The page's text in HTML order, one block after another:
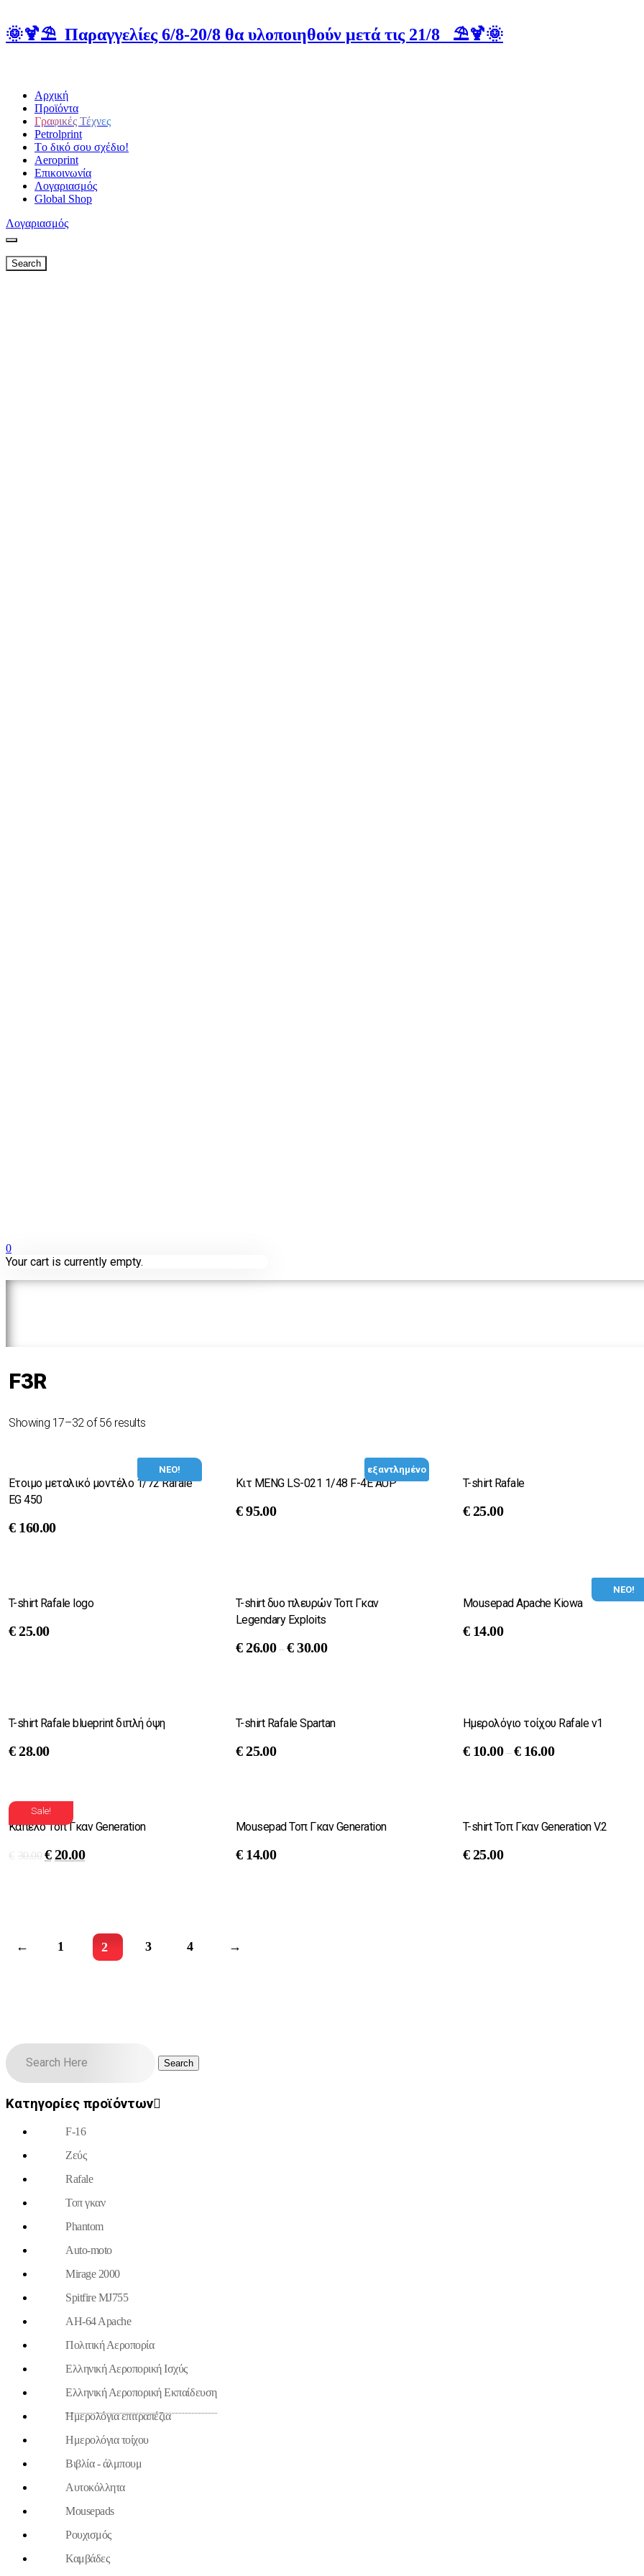
🌞🍹⛱️ Παραγγελίες 6/8-20/8 θα υλοποιηθούν μετά τις 21/8 ⛱️🍹🌞
Αρχική
Προϊόντα
Γραφικές Τέχνες
Petrolprint
Tο δικό σου σχέδιο!
Aeroprint
Επικοινωνία
Λογαριασμός
Global Shop
Λογαριασμός
0
Your cart is currently empty.
F3R
Showing 17–32 of 56 results
ΝΕΟ!
Έτοιμο μεταλικό μοντέλο 1/72 Rafale
EG 450
€ 160.00
εξαντλημένο
Κιτ MENG LS-021 1/48 F-4E AUP
€ 95.00
T-shirt Rafale
€ 25.00
T-shirt Rafale logo
€ 25.00
T-shirt δυο πλευρών Τοπ Γκαν
Legendary Exploits
€ 26.00–€ 30.00
ΝΕΟ!
Mousepad Apache Kiowa
€ 14.00
T-shirt Rafale blueprint διπλή όψη
€ 28.00
T-shirt Rafale Spartan
€ 25.00
Ημερολόγιο τοίχου Rafale v1
€ 10.00–€ 16.00
Sale!
Καπέλο Τοπ Γκαν Generation
€ 30.00 € 20.00
Mousepad Τοπ Γκαν Generation
€ 14.00
T-shirt Τοπ Γκαν Generation V.2
€ 25.00
← 1 2 3 4 →
Κατηγορίες προϊόντων
F-16
Ζεύς
Rafale
Τοπ γκαν
Phantom
Auto-moto
Mirage 2000
Spitfire MJ755
AH-64 Apache
Πολιτική Αεροπορία
Ελληνική Αεροπορική Ισχύς
Ελληνική Αεροπορική Εκπαίδευση
Ημερολόγια επιτραπέζια
Ημερολόγια τοίχου
Βιβλία - άλμπουμ
Aυτοκόλλητα
Mousepads
Ρουχισμός
Καμβάδες